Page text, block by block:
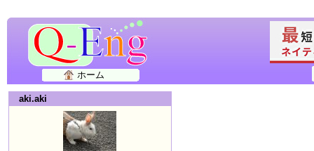
ホーム
aki.aki